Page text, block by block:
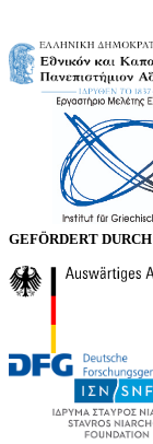
GEFÖRDERT DURCH